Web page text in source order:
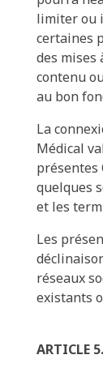
limiter ou
certaines
des mises
contenu
au bon
La
Médical
présentes
quelques
et les
Les
réseaux
existants
ARTICLE